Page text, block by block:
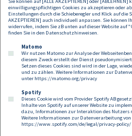
und errang mehrere Rekorde und
Neben seiner sportlichen Laufbahn
Informatik, plant er, unterstützt
Kooperation von FORBES und
Kontakt Datenschutz
Compliance
Cookies
einwilligungspflichtigen Cookies zu akzeptieren oder
Einstellungen durch die Schieberegler und Klick auf die
AKZEPTIEREN] auch individuell anpassen. Sie können
widerrufen, indem Sie zB unten auf dieser Website auf
finden Sie in den Datenschutzhinweisen.
Matomo
Wir nutzen Matomo zur Analyse der
diesem Zweck erstellt der Dienst
Setzen dieses Cookies sind wird in der Lage,
und zu zählen. Weitere Informationen zur
unter https://matomo.org/privacy
Spotify
Dieses Cookie wird vom Provider Spotify AB
Inhalte von Spotify auf unserer Website zu
dazu, Informationen zur Interaktion des Nutzers
Weitere Informationen zur Datenverarbeitung
https://www.spotify.com/de/legal/privacy-policy/